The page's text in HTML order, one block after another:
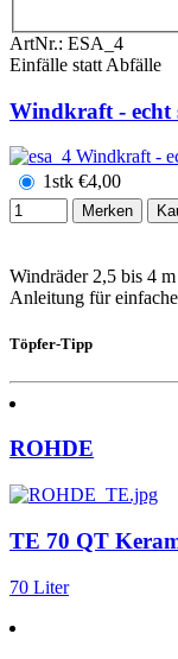
ArtNr.: ESA_4
Einfälle statt Abfälle
Windkraft - echt
1stk €4,00
Merken
Windräder 2,5 bis 4
Anleitung für
Töpfer-Tipp
ROHDE
TE 70 QT
70 Liter